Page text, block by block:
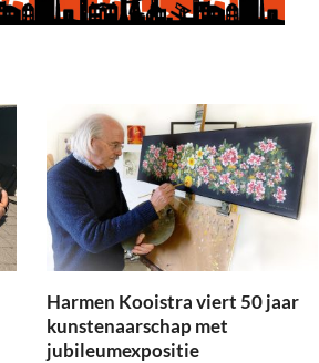
Harmen Kooistra viert 50 jaar
kunstenaarschap met
jubileumexpositie